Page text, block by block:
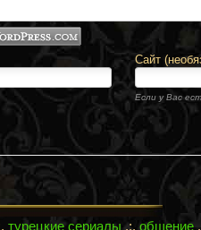
Сайт
Если у Вас
турецкие сериалы .:. общение